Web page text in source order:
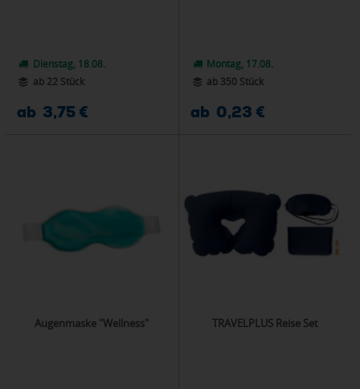
Dienstag, 18.08.
ab 22 Stück
ab 3,75 €
Montag, 17.08.
ab 350 Stück
ab 0,23 €
Augenmaske "Wellness" TRAVELPLUS Reise Set